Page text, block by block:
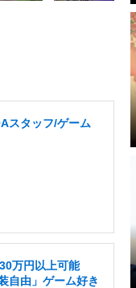
スタッフ/ゲーム
万円以上可能
自由」ゲーム好き